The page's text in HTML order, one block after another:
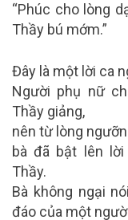
“Phúc cho lòng
Thầy bú mớm.”
Đây là một lời ca
Người phụ nữ
Thầy giảng,
nên từ lòng
bà đã bật lên
Thầy.
Bà không ngại
đáo của một